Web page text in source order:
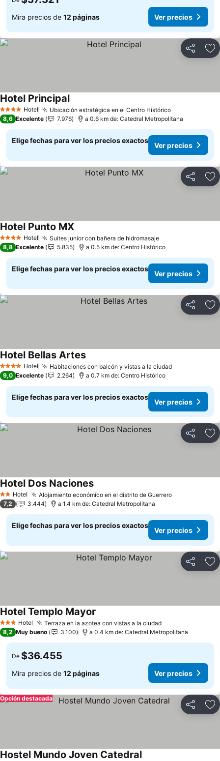
Mira precios de 12 páginas Ver precios
Compartir
4 EstrellasHotel Ubicación estratégica en el Centro Histórico
Hotel Principal
8,6 Excelente 7.976 a 0.6 km de: Catedral Metropolitana
Elige fechas para ver los precios exactos
Ver precios
Compartir
4 EstrellasHotel Suites junior con bañera de hidromasaje
Hotel Punto MX
8,8 Excelente 5.835 a 0.5 km de: Centro Histórico
Elige fechas para ver los precios exactos
Ver precios
Compartir
4 EstrellasHotel Habitaciones con balcón y vistas a la ciudad
Hotel Bellas Artes
9,0 Excelente 2.264 a 0.7 km de: Centro Histórico
Elige fechas para ver los precios exactos
Ver precios
Compartir
2 Estrellas
Hotel Alojamiento económico en el distrito de Guerrero
Hotel Dos Naciones
7,2 3.444 a 1.4 km de: Catedral Metropolitana
Elige fechas para ver los precios exactos
Ver precios
Compartir
3 Estrellas
Hotel Terraza en la azotea con vistas a la ciudad
Hotel Templo Mayor
8,2 Muy bueno 3.100 a 0.4 km de: Catedral Metropolitana
De $36.455
Mira precios de 12 páginas Ver precios
Compartir
Opción destacada
Hostel Mundo Joven Catedral